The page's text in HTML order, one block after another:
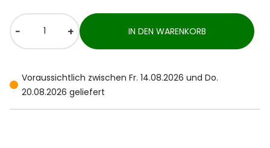
- + IN DEN WARENKORB
Voraussichtlich zwischen Fr. 14.08.2026 und Do.
20.08.2026 geliefert